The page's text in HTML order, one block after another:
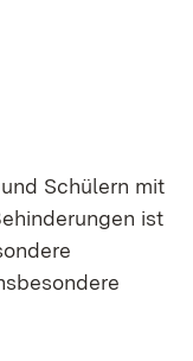
Schülern mit
ist